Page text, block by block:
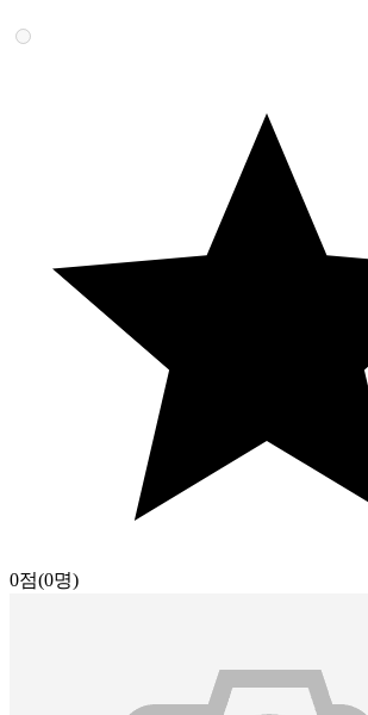
0점(0명)